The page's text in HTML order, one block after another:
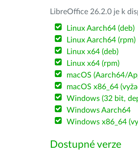
LibreOffice 26.2.0 je k
Linux Aarch64 (deb)
Linux Aarch64 (rpm)
Linux x64 (deb)
Linux x64 (rpm)
macOS (Aarch64/
macOS x86_64
Windows (32 bit,
Windows Aarch64
Windows x86_64
Dostupné verze